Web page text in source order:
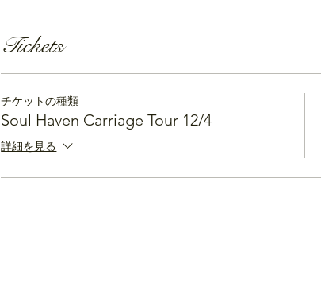
Tickets
チケットの種類
Soul Haven Carriage Tour 12/4
詳細を見る